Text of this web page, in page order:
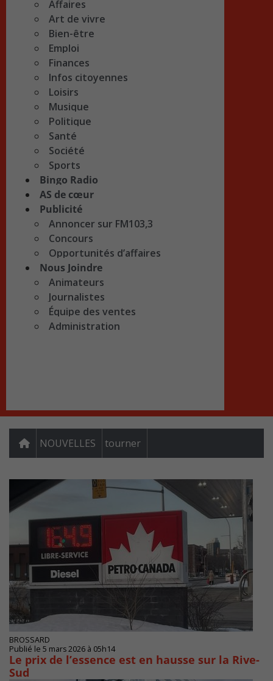
Affaires
Art de vivre
Bien-être
Emploi
Finances
Infos citoyennes
Loisirs
Musique
Politique
Santé
Société
Sports
Bingo Radio
AS de cœur
Publicité
Annoncer sur FM103,3
Concours
Opportunités d’affaires
Nous Joindre
Animateurs
Journalistes
Équipe des ventes
Administration
NOUVELLES tourner
BROSSARD
Publié le 5 mars 2026 à 05h14
Le prix de l’essence est en hausse sur la Rive-
Sud